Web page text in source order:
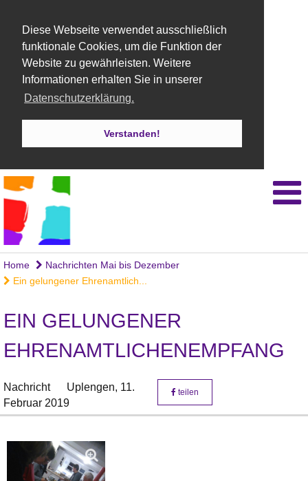
Diese Webseite verwendet ausschließlich
funktionale Cookies, um die Funktion der
Website zu gewährleisten. Weitere
Informationen erhalten Sie in unserer
Datenschutzerklärung.
Verstanden!
Home
Nachrichten Mai bis Dezember
Ein gelungener Ehrenamtlich...
EIN GELUNGENER
EHRENAMTLICHENEMPFANG
Nachricht Uplengen, 11.
Februar 2019
teilen